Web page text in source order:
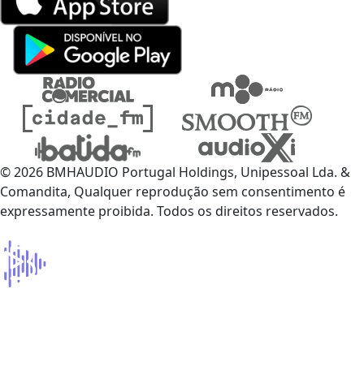
© 2026 BMHAUDIO Portugal Holdings, Unipessoal Lda. &
Comandita, Qualquer reprodução sem consentimento é
expressamente proibida. Todos os direitos reservados.